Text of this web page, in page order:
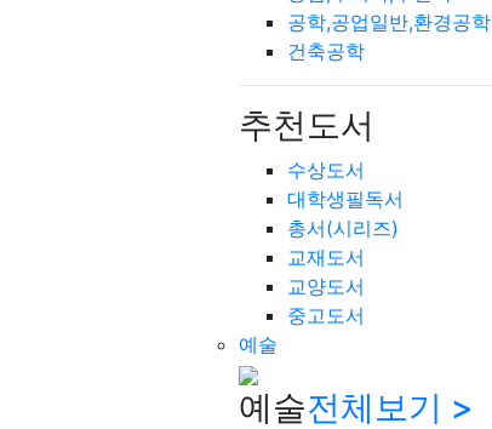
공학,공업일반,환경공학
건축공학
추천도서
수상도서
대학생필독서
총서(시리즈)
교재도서
교양도서
중고도서
예술
예술전체보기 >